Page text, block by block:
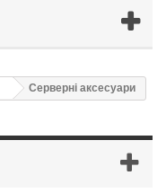
Серверні аксесуари